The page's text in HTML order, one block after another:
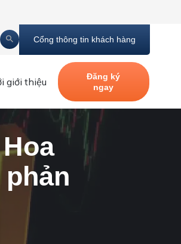
Cổng thông tin khách hàng
giới thiệu
Đăng ký
ngay
sẽ phản ứng như thế nào?